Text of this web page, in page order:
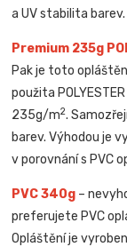
a UV stabilita
Premium 235g
Pak je toto
použita
235g/m2.
barev. Výhodou je
v porovnání s PVC
PVC 340g –
preferujete PVC
Opláštění je